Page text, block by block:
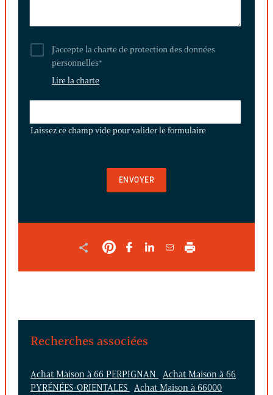
J'accepte la charte de protection des données
personnelles*
Lire la charte
CHAMP
Laissez ce champ vide pour valider le formulaire
Recherches associées
Achat Maison à 66 PERPIGNAN
Achat Maison à 66
PYRÉNÉES-ORIENTALES
Achat Maison à 66000